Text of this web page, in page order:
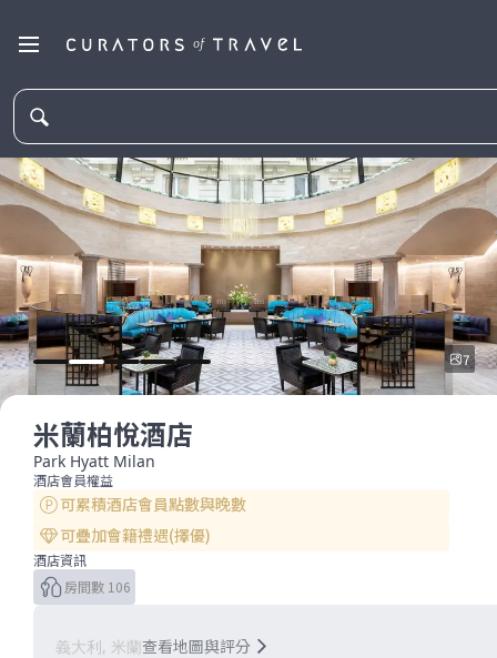
7
米蘭柏悅酒店
Park Hyatt Milan
酒店會員權益
可累積酒店會員點數與晚數
可疊加會籍禮遇(擇優)
酒店資訊
房間數 106
義大利, 米蘭查看地圖與評分